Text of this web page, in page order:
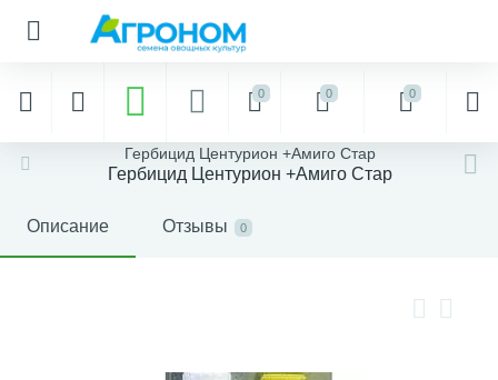
0 0 0
Гербицид Центурион +Амиго Стар
Гербицид Центурион +Амиго Стар
Описание Отзывы 0